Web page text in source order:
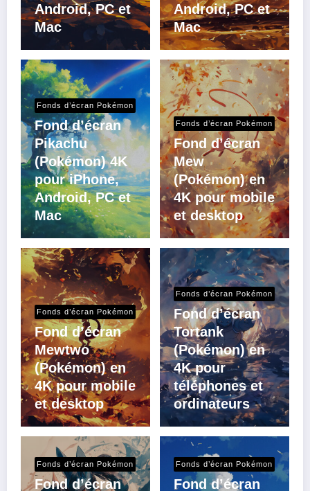
Android, PC et
Mac
Android, PC et
Mac
Fonds d’écran Pokémon
Fond d’écran
Pikachu
(Pokémon) 4K
pour iPhone,
Android, PC et
Mac
Fonds d’écran Pokémon
Fond d’écran
Mew
(Pokémon) en
4K pour mobile
et desktop
Fonds d’écran Pokémon
Fond d’écran
Mewtwo
(Pokémon) en
4K pour mobile
et desktop
Fonds d’écran Pokémon
Fond d’écran
Tortank
(Pokémon) en
4K pour
téléphones et
ordinateurs
Fonds d’écran Pokémon
Fond d’écran
Fonds d’écran Pokémon
Fond d’écran